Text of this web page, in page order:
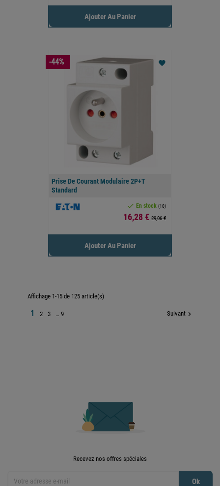
Ajouter Au Panier
Prise De Courant Modulaire 2P+T
Standard
 En stock (10)
Prix
16,28 € 29,06 €
favorite
Ajouter Au Panier
-44%
Affichage 1-15 de 125 article(s)
1 2 3 … 9 Suivant 
Recevez nos offres spéciales